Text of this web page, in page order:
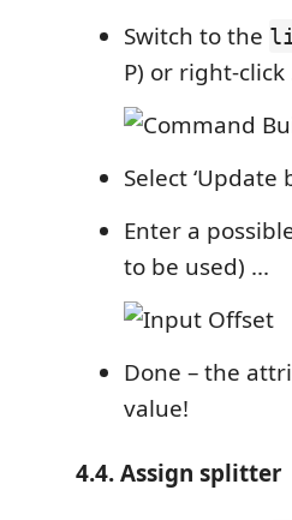
Switch to the
P) or right-click
Select
Enter a
to be used) ...
Done – the
value!
4.4. Assign splitter